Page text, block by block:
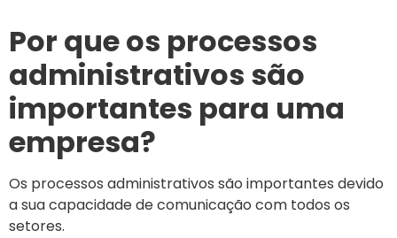
Por que os processos
administrativos são
importantes para uma
empresa?
Os processos administrativos são importantes devido
a sua capacidade de comunicação com todos os
setores.